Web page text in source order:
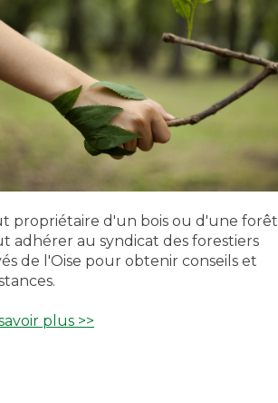
propriétaire d'un bois ou d'une forêt
adhérer au syndicat des forestiers
de l'Oise pour obtenir conseils et
plus >>